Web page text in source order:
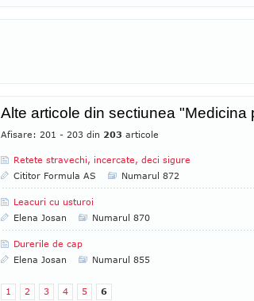
Alte articole din sectiunea "Medicina
Afisare: 201 - 203 din 203 articole
Retete stravechi, incercate, deci sigure
Cititor Formula AS
Numarul 872
Leacuri cu usturoi
Elena Josan
Numarul 870
Durerile de cap
Elena Josan
Numarul 855
1 2 3 4 5 6